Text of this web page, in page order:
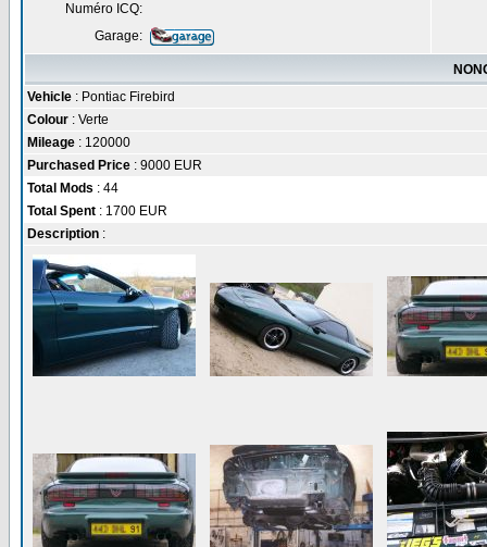
Numéro ICQ:
Garage:
Vehicle : Pontiac Firebird
Colour : Verte
Mileage : 120000
Purchased Price : 9000 EUR
Total Mods : 44
Total Spent : 1700 EUR
Description :